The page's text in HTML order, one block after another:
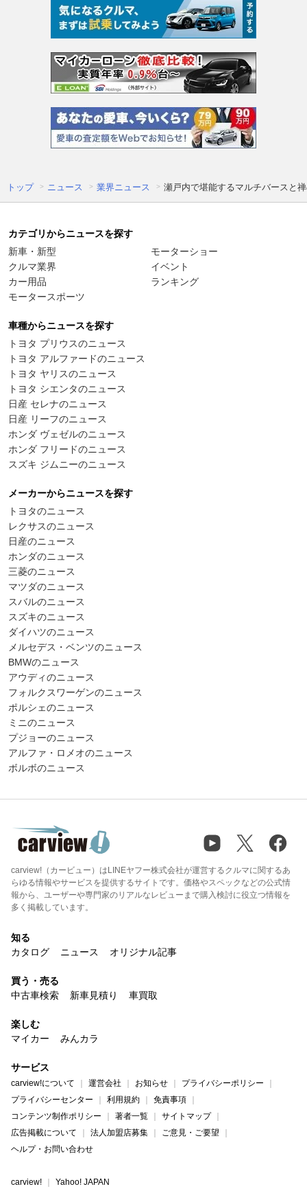
トップ ニュース 業界ニュース 瀬戸内で堪能するマルチバースと
カテゴリからニュースを探す
新車・新型
クルマ業界
カー用品
モータースポーツ
モーターショー
イベント
ランキング
車種からニュースを探す
トヨタ プリウスのニュース
トヨタ アルファードのニュース
トヨタ ヤリスのニュース
トヨタ シエンタのニュース
日産 セレナのニュース
日産 リーフのニュース
ホンダ ヴェゼルのニュース
ホンダ フリードのニュース
スズキ ジムニーのニュース
メーカーからニュースを探す
トヨタのニュース
レクサスのニュース
日産のニュース
ホンダのニュース
三菱のニュース
マツダのニュース
スバルのニュース
スズキのニュース
ダイハツのニュース
メルセデス・ベンツのニュース
BMWのニュース
アウディのニュース
フォルクスワーゲンのニュース
ポルシェのニュース
ミニのニュース
プジョーのニュース
アルファ・ロメオのニュース
ボルボのニュース
carview!（カービュー）はLINEヤフー株式会社が運営するクルマに関するあ
らゆる情報やサービスを提供するサイトです。価格やスペックなどの公式情
報から、ユーザーや専門家のリアルなレビューまで購入検討に役立つ情報を
多く掲載しています。
知る
カタログ
ニュース オリジナル記事
買う・売る
中古車検索
新車見積り 車買取
楽しむ
マイカー
みんカラ
サービス
carview!について 運営会社 お知らせ
プライバシーポリシー
プライバシーセンター
利用規約
免責事項
コンテンツ制作ポリシー
著者一覧
サイトマップ
広告掲載について
法人加盟店募集
ご意見・ご要望
ヘルプ・お問い合わせ
carview! Yahoo! JAPAN